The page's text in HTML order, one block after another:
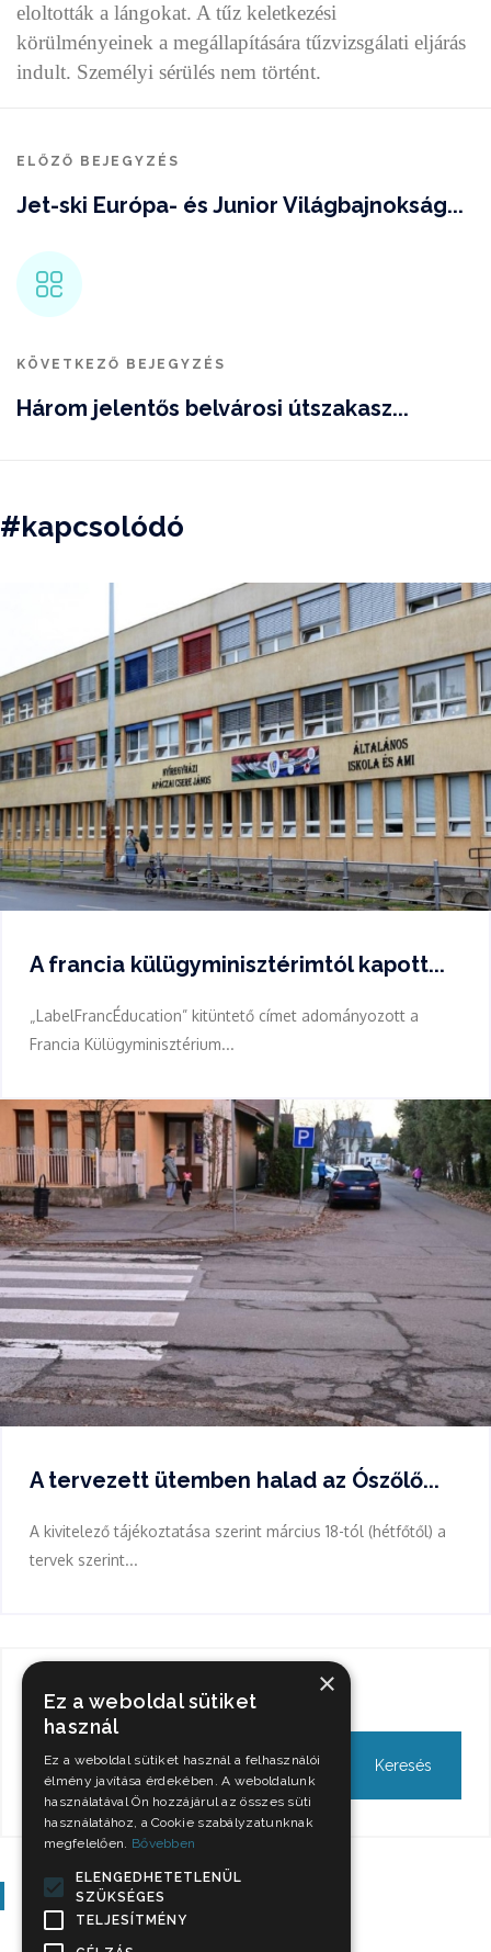
eloltották a lángokat. A tűz keletkezési
körülményeinek a megállapítására tűzvizsgálati eljárás
indult. Személyi sérülés nem történt.
ELŐZŐ BEJEGYZÉS
Jet-ski Európa- és Junior Világbajnokság...
KÖVETKEZŐ BEJEGYZÉS
Három jelentős belvárosi útszakasz...
#kapcsolódó
A francia külügyminisztérimtól kapott...
„LabelFrancÉducation” kitüntető címet adományozott a
Francia Külügyminisztérium...
A tervezett ütemben halad az Ószőlő...
A kivitelező tájékoztatása szerint március 18-tól (hétfőtől) a
tervek szerint...
Keresés
Szavazás
×
Ez a weboldal sütiket
használ
Ez a weboldal sütiket használ a felhasználói
élmény javítása érdekében. A weboldalunk
használatával Ön hozzájárul az összes süti
használatához, a Cookie szabályzatunknak
megfelelően. Bővebben
ELENGEDHETETLENÜL
SZÜKSÉGES
TELJESÍTMÉNY